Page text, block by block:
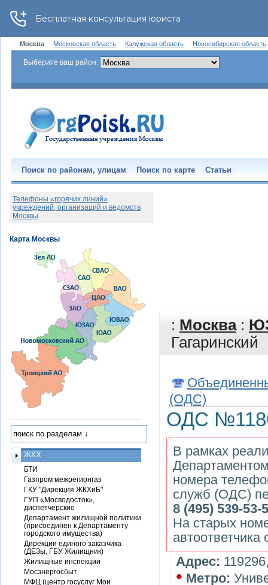
Москва Московская область Калужская область Новосибирская область
Выберите ваш район:
Поиск по районам, улицам Поиск по карте Статьи
: Москва:
Гагаринский
(ОДС)
ОДС
В рамках
номера
служб (ОДС)
8 (495) 539-53-
На старых
Адрес:
• Метро:
Телефоны «горячих линий»
учреждений, организаций и ведомств
Москвы
ЖКХ
БТИ
Газпром межрегионгаз
ГКУ "Дирекция ЖКХиБ"
ГУП «Мосводосток»,
диспетчерские
Департамент жилищной политики
(присоединен к Департаменту
городского имущества)
Дирекции единого заказчика
(ДЕЗы, ГБУ Жилищник)
Жилищные инспекции
Мосэнергосбыт
МФЦ (центр госуслуг Мои